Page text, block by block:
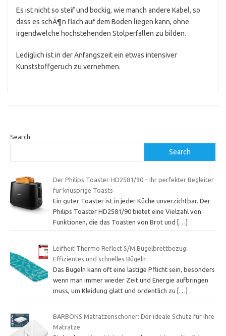
Es ist nicht so steif und bockig, wie manch andere Kabel, so
dass es schÃ¶n flach auf dem Boden liegen kann, ohne
irgendwelche hochstehenden Stolperfallen zu bilden.
Lediglich ist in der Anfangszeit ein etwas intensiver
Kunststoffgeruch zu vernehmen.
Search
Search
Der Philips Toaster HD2581/90 – Ihr perfekter Begleiter
für knusprige Toasts
Ein guter Toaster ist in jeder Küche unverzichtbar. Der
Philips Toaster HD2581/90 bietet eine Vielzahl von
Funktionen, die das Toasten von Brot und
[…]
Leifheit Thermo Reflect S/M Bügelbrettbezug:
Effizientes und schnelles Bügeln
Das Bügeln kann oft eine lästige Pflicht sein, besonders
wenn man immer wieder Zeit und Energie aufbringen
muss, um Kleidung glatt und ordentlich zu […]
BARBONS Matratzenschoner: Der ideale Schutz für Ihre
Matratze